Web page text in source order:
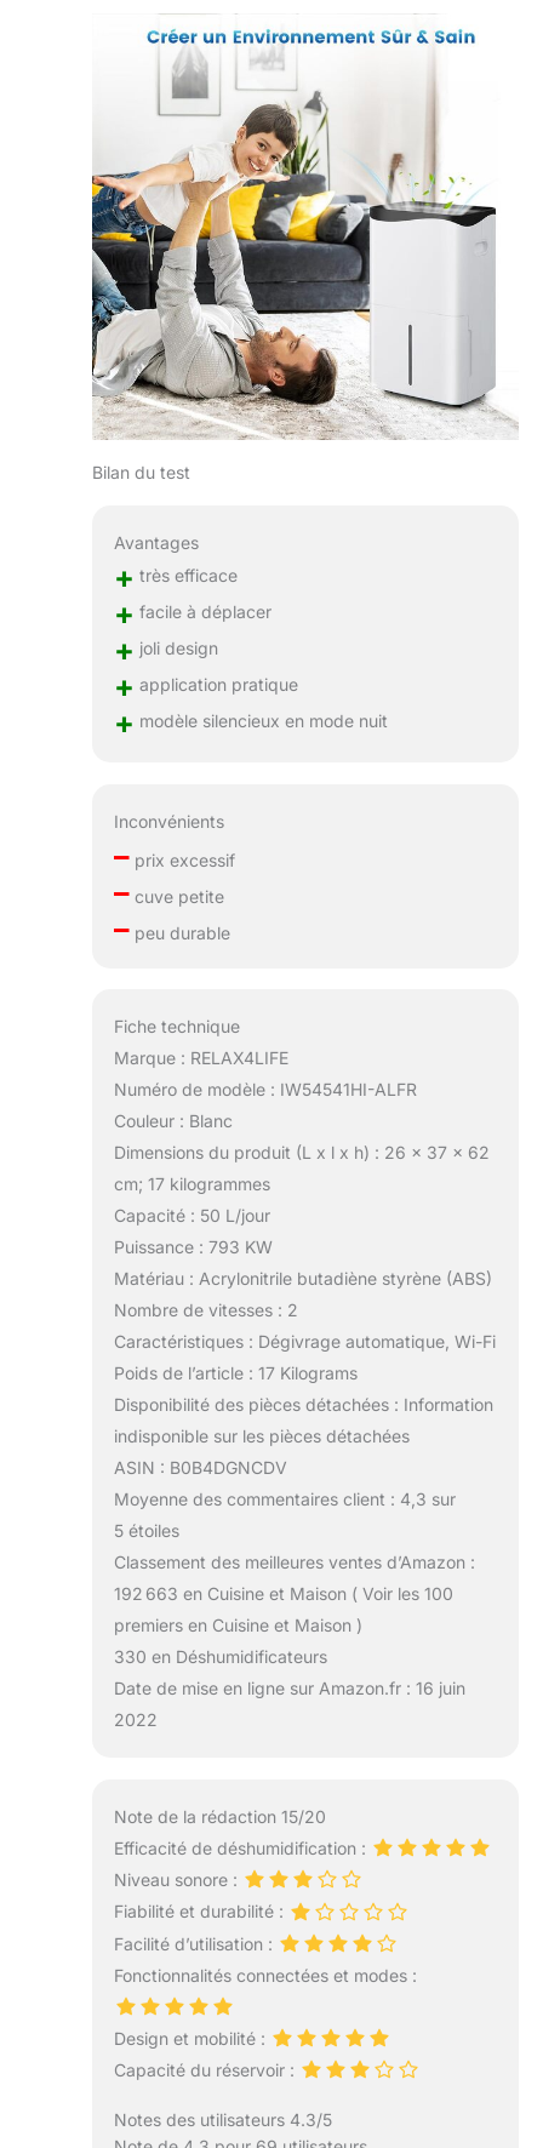
Bilan du test
Avantages
+ très efficace
+ facile à déplacer
+ joli design
+ application pratique
+ modèle silencieux en mode nuit
Inconvénients
–prix excessif
–cuve petite
–peu durable
Fiche technique
Marque : RELAX4LIFE
Numéro de modèle : IW54541HI-ALFR
Couleur : Blanc
Dimensions du produit (L x l x h) : 26 x 37 x 62
cm; 17 kilogrammes
Capacité : 50 L/jour
Puissance : 793 KW
Matériau : Acrylonitrile butadiène styrène (ABS)
Nombre de vitesses : 2
Caractéristiques : Dégivrage automatique, Wi-Fi
Poids de l’article : 17 Kilograms
Disponibilité des pièces détachées : Information
indisponible sur les pièces détachées
ASIN : B0B4DGNCDV
Moyenne des commentaires client : 4,3 sur
5 étoiles
Classement des meilleures ventes d’Amazon :
192 663 en Cuisine et Maison ( Voir les 100
premiers en Cuisine et Maison )
330 en Déshumidificateurs
Date de mise en ligne sur Amazon.fr : 16 juin
2022
Note de la rédaction 15/20
Efficacité de déshumidification :
Niveau sonore :
Fiabilité et durabilité :
Facilité d’utilisation :
Fonctionnalités connectées et modes :
Design et mobilité :
Capacité du réservoir :
Notes des utilisateurs 4.3/5